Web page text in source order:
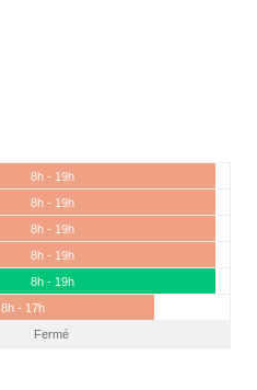
8h - 19h
8h - 19h
8h - 19h
8h - 19h
8h - 19h
8h - 17h
Fermé